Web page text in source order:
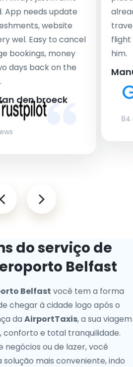
App needs update
website
wel. Easy to cancel
bookings, money
days back on the
den broeck
flight
him.
84
do serviço de
Belfast
Belfast você tem a forma
chegar à cidade logo após o
da AirportTaxis, a sua viagem
e total tranquilidade.
negócios ou de lazer, você
mais conveniente, indo